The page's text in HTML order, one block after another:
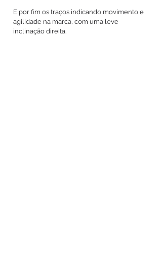
E por fim os traços indicando movimento e
agilidade na marca, com uma leve
inclinação direita.